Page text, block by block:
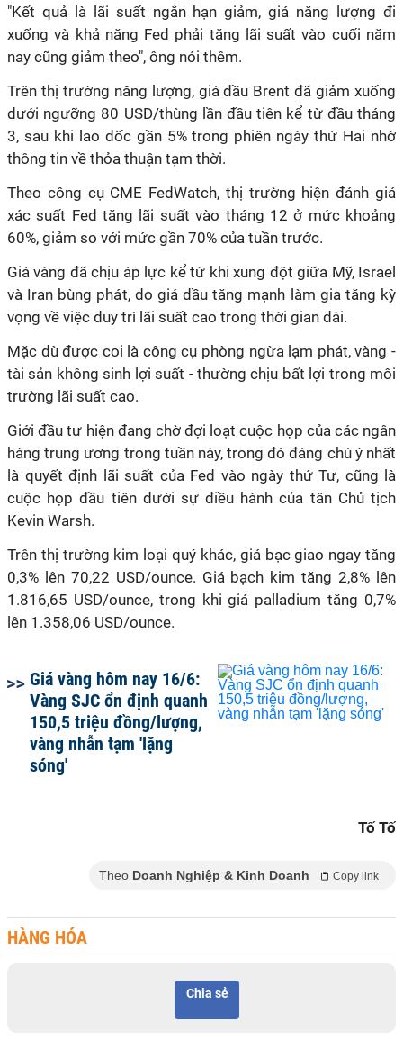
"Kết quả là lãi suất ngắn hạn giảm, giá năng lượng đi
xuống và khả năng Fed phải tăng lãi suất vào cuối năm
nay cũng giảm theo", ông nói thêm.
Trên thị trường năng lượng, giá dầu Brent đã giảm xuống
dưới ngưỡng 80 USD/thùng lần đầu tiên kể từ đầu tháng
3, sau khi lao dốc gần 5% trong phiên ngày thứ Hai nhờ
thông tin về thỏa thuận tạm thời.
Theo công cụ CME FedWatch, thị trường hiện đánh giá
xác suất Fed tăng lãi suất vào tháng 12 ở mức khoảng
60%, giảm so với mức gần 70% của tuần trước.
Giá vàng đã chịu áp lực kể từ khi xung đột giữa Mỹ, Israel
và Iran bùng phát, do giá dầu tăng mạnh làm gia tăng kỳ
vọng về việc duy trì lãi suất cao trong thời gian dài.
Mặc dù được coi là công cụ phòng ngừa lạm phát, vàng -
tài sản không sinh lợi suất - thường chịu bất lợi trong môi
trường lãi suất cao.
Giới đầu tư hiện đang chờ đợi loạt cuộc họp của các ngân
hàng trung ương trong tuần này, trong đó đáng chú ý nhất
là quyết định lãi suất của Fed vào ngày thứ Tư, cũng là
cuộc họp đầu tiên dưới sự điều hành của tân Chủ tịch
Kevin Warsh.
Trên thị trường kim loại quý khác, giá bạc giao ngay tăng
0,3% lên 70,22 USD/ounce. Giá bạch kim tăng 2,8% lên
1.816,65 USD/ounce, trong khi giá palladium tăng 0,7%
lên 1.358,06 USD/ounce.
Giá vàng hôm nay 16/6:
Vàng SJC ổn định quanh
150,5 triệu đồng/lượng,
vàng nhẫn tạm 'lặng
sóng'
Tố Tố
Theo Doanh Nghiệp & Kinh Doanh Copy link
HÀNG HÓA
Chia sẻ